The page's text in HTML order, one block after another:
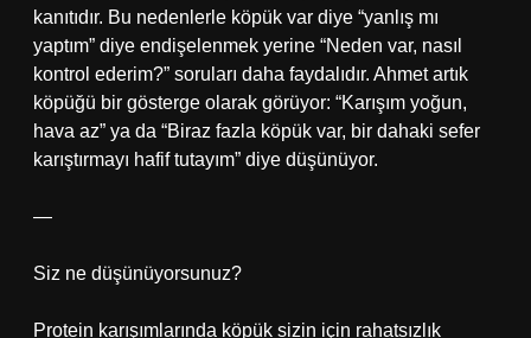
kanıtıdır. Bu nedenlerle köpük var diye “yanlış mı
yaptım” diye endişelenmek yerine “Neden var, nasıl
kontrol ederim?” soruları daha faydalıdır. Ahmet artık
köpüğü bir gösterge olarak görüyor: “Karışım yoğun,
hava az” ya da “Biraz fazla köpük var, bir dahaki sefer
karıştırmayı hafif tutayım” diye düşünüyor.
—
Siz ne düşünüyorsunuz?
Protein karışımlarında köpük sizin için rahatsızlık